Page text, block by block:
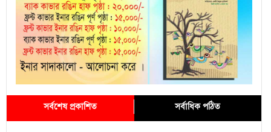
সর্বশেষ প্রকাশিত সর্বাধিক পঠিত